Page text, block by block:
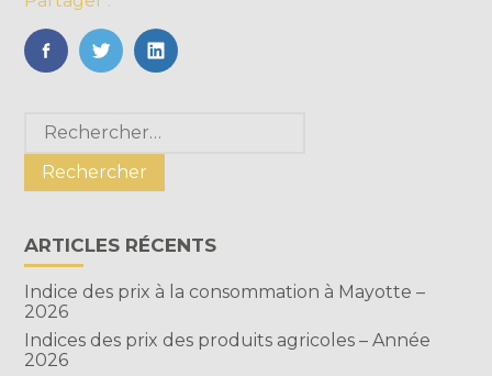
FaceBook
TwitterLinkedIn
Blog
sidebar
Rechercher :
ARTICLES RÉCENTS
Indice des prix à la consommation à Mayotte –
2026
Indices des prix des produits agricoles – Année
2026